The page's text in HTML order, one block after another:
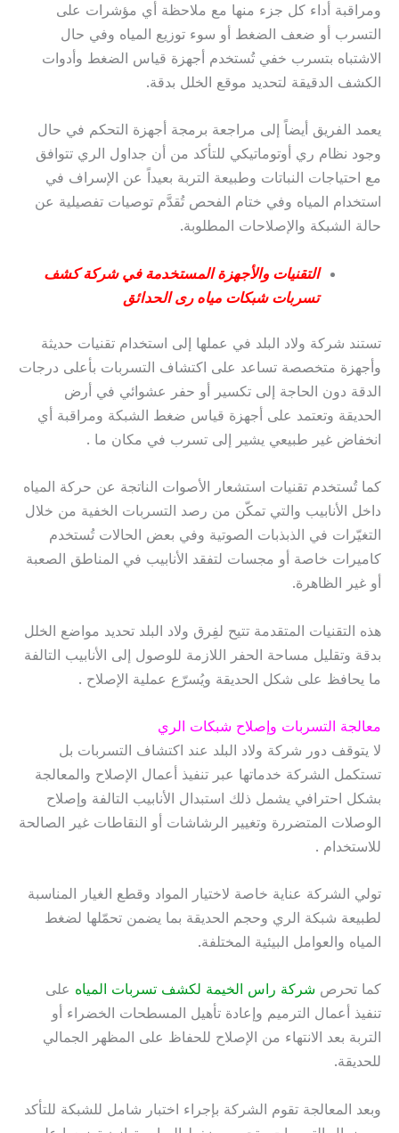
ومراقبة أداء كل جزء منها مع ملاحظة أي مؤشرات على
التسرب أو ضعف الضغط أو سوء توزيع المياه وفي حال
الاشتباه بتسرب خفي تُستخدم أجهزة قياس الضغط وأدوات
الكشف الدقيقة لتحديد موقع الخلل بدقة.
يعمد الفريق أيضاً إلى مراجعة برمجة أجهزة التحكم في حال
وجود نظام ري أوتوماتيكي للتأكد من أن جداول الري تتوافق
مع احتياجات النباتات وطبيعة التربة بعيداً عن الإسراف في
استخدام المياه وفي ختام الفحص تُقدَّم توصيات تفصيلية عن
حالة الشبكة والإصلاحات المطلوبة.
التقنيات والأجهزة المستخدمة في شركة كشف
تسربات شبكات مياه رى الحدائق
تستند شركة ولاد البلد في عملها إلى استخدام تقنيات حديثة
وأجهزة متخصصة تساعد على اكتشاف التسربات بأعلى درجات
الدقة دون الحاجة إلى تكسير أو حفر عشوائي في أرض
الحديقة وتعتمد على أجهزة قياس ضغط الشبكة ومراقبة أي
انخفاض غير طبيعي يشير إلى تسرب في مكان ما .
كما تُستخدم تقنيات استشعار الأصوات الناتجة عن حركة المياه
داخل الأنابيب والتي تمكّن من رصد التسربات الخفية من خلال
التغيّرات في الذبذبات الصوتية وفي بعض الحالات تُستخدم
كاميرات خاصة أو مجسات لتفقد الأنابيب في المناطق الصعبة
أو غير الظاهرة.
هذه التقنيات المتقدمة تتيح لفِرق ولاد البلد تحديد مواضع الخلل
بدقة وتقليل مساحة الحفر اللازمة للوصول إلى الأنابيب التالفة
ما يحافظ على شكل الحديقة ويُسرّع عملية الإصلاح .
معالجة التسربات وإصلاح شبكات الري
لا يتوقف دور شركة ولاد البلد عند اكتشاف التسربات بل
تستكمل الشركة خدماتها عبر تنفيذ أعمال الإصلاح والمعالجة
بشكل احترافي يشمل ذلك استبدال الأنابيب التالفة وإصلاح
الوصلات المتضررة وتغيير الرشاشات أو النقاطات غير الصالحة
للاستخدام .
تولي الشركة عناية خاصة لاختيار المواد وقطع الغيار المناسبة
لطبيعة شبكة الري وحجم الحديقة بما يضمن تحمّلها لضغط
المياه والعوامل البيئية المختلفة.
كما تحرص شركة راس الخيمة لكشف تسربات المياه على
تنفيذ أعمال الترميم وإعادة تأهيل المسطحات الخضراء أو
التربة بعد الانتهاء من الإصلاح للحفاظ على المظهر الجمالي
للحديقة.
وبعد المعالجة تقوم الشركة بإجراء اختبار شامل للشبكة للتأكد